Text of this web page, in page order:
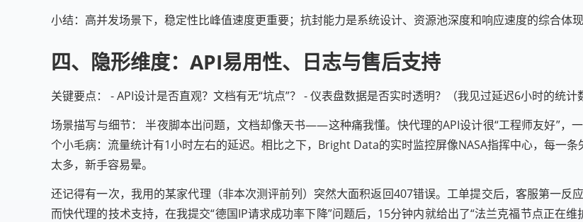
小结：高并发场景下，稳定性比峰值速度更重要；抗封能力是系统设计、资源池深度和响应速度的综合体现
四、隐形维度：API易用性、日志与售后支持
关键要点： - API设计是否直观？文档有无“坑点”？ - 仪表盘数据是否实时透明？（我见过延迟6小时的统
场景描写与细节： 半夜脚本出问题，文档却像天书——这种痛我懂。快代理的API设计很“工程师友好”，
个小毛病：流量统计有1小时左右的延迟。相比之下，Bright Data的实时监控屏像NASA指挥中心，每一
太多，新手容易晕。
还记得有一次，我用的某家代理（非本次测评前列）突然大面积返回407错误。工单提交后，客服第一反
而快代理的技术支持，在我提交“德国IP请求成功率下降”问题后，15分钟内就给出了“法兰克福节点正在